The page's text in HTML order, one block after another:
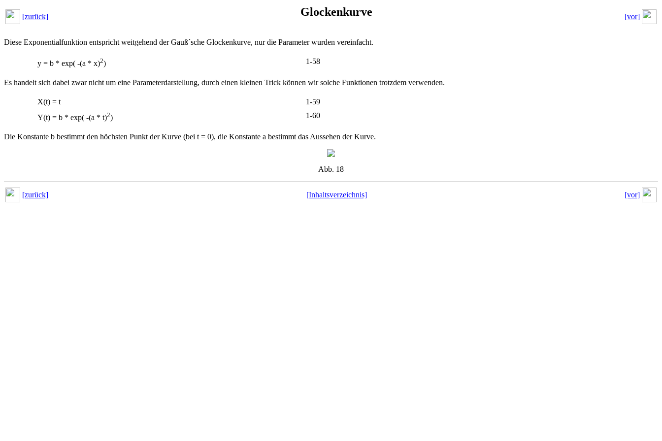
[zurück] Glockenkurve [vor]
Diese Exponentialfunktion entspricht weitgehend der Gauß´sche Glockenkurve, nur die Parameter wurden vereinfacht.
y = b * exp( -(a * x)2) 1-58
Es handelt sich dabei zwar nicht um eine Parameterdarstellung, durch einen kleinen Trick können wir solche Funktionen trotzdem verwenden.
X(t) = t
1-59
Y(t) = b * exp( -(a * t)2) 1-60
Die Konstante b bestimmt den höchsten Punkt der Kurve (bei t = 0), die Konstante a bestimmt das Aussehen der Kurve.
Abb. 18
[zurück] [Inhaltsverzeichnis] [vor]